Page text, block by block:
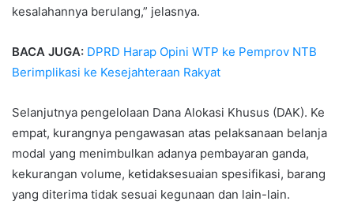
kesalahannya berulang,” jelasnya.
BACA JUGA: DPRD Harap Opini WTP ke Pemprov NTB
Berimplikasi ke Kesejahteraan Rakyat
Selanjutnya pengelolaan Dana Alokasi Khusus (DAK). Ke
empat, kurangnya pengawasan atas pelaksanaan belanja
modal yang menimbulkan adanya pembayaran ganda,
kekurangan volume, ketidaksesuaian spesifikasi, barang
yang diterima tidak sesuai kegunaan dan lain-lain.